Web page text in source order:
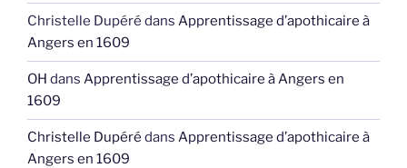
Christelle Dupéré dans Apprentissage d’apothicaire à
Angers en 1609
OH dans Apprentissage d’apothicaire à Angers en
1609
Christelle Dupéré dans Apprentissage d’apothicaire à
Angers en 1609